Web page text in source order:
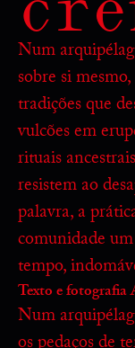
Num
sobre si
tradições que
vulcões em
rituais
resistem ao
palavra, a
comunidade
tempo,
Texto e fotografia
Num